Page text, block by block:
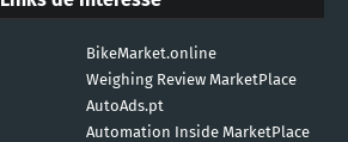
BikeMarket.online
Weighing Review MarketPlace
AutoAds.pt
Automation Inside MarketPlace